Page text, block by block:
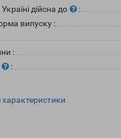
дійсна до
:
випуску :
:
:
характеристики